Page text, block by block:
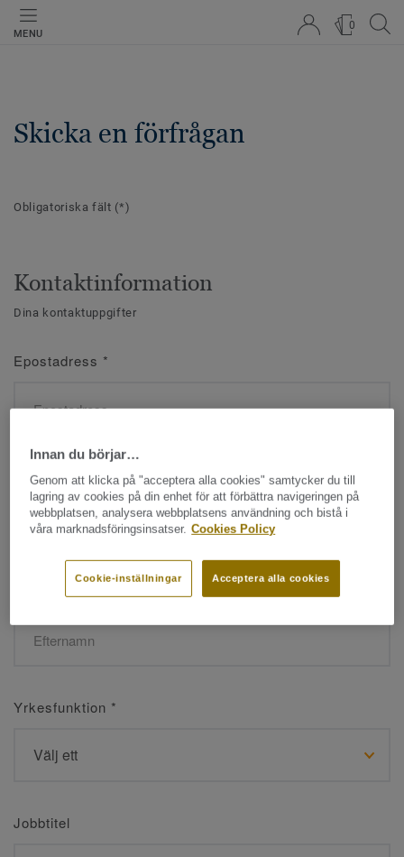
MENU
0
Skicka en förfrågan
Obligatoriska fält (*)
Kontaktinformation
Dina kontaktuppgifter
Epostadress *
Namn*
Efternamn*
Yrkesfunktion *
Jobbtitel
Innan du börjar…
Genom att klicka på "acceptera alla cookies" samtycker du till
lagring av cookies på din enhet för att förbättra navigeringen på
webbplatsen, analysera webbplatsens användning och bistå i
våra marknadsföringsinsatser. Cookies Policy
Acceptera alla cookies
Cookie-inställningar